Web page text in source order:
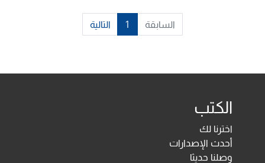
السابقة 1 التالية
الكتب
اخترنا لك
أحدث الإصدارات
وصلنا حديثا